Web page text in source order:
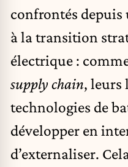
confrontés depuis
à la transition
électrique :
supply chain, leurs
technologies de
développer en
d’externaliser.